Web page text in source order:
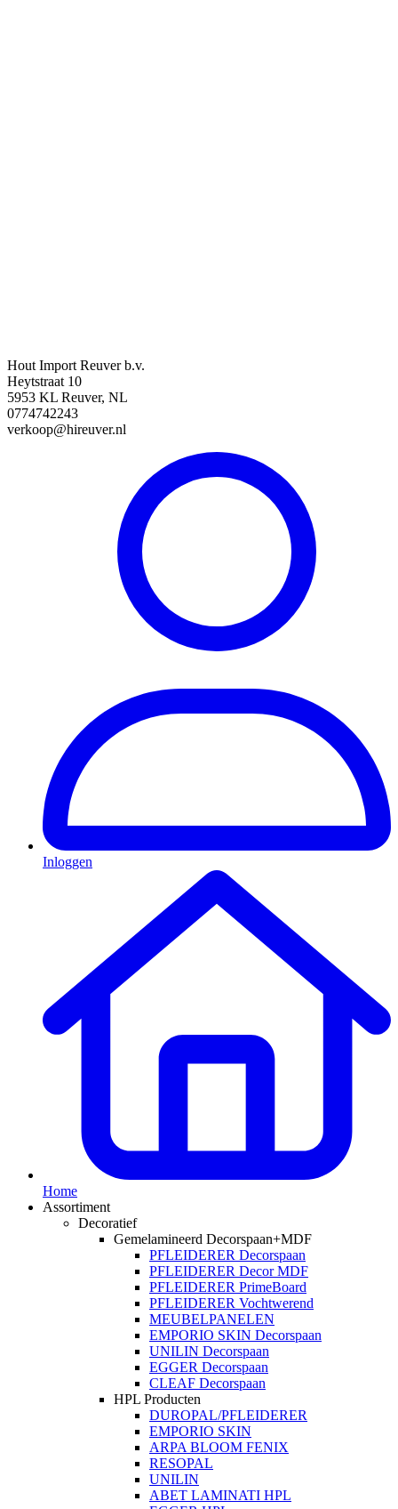
Hout Import Reuver b.v.
Heytstraat 10
5953 KL Reuver, NL
0774742243
verkoop@hireuver.nl
Inloggen
Home
Assortiment
Decoratief
Gemelamineerd Decorspaan+MDF
PFLEIDERER Decorspaan
PFLEIDERER Decor MDF
PFLEIDERER PrimeBoard
PFLEIDERER Vochtwerend
MEUBELPANELEN
EMPORIO SKIN Decorspaan
UNILIN Decorspaan
EGGER Decorspaan
CLEAF Decorspaan
HPL Producten
DUROPAL/PFLEIDERER
EMPORIO SKIN
ARPA BLOOM FENIX
RESOPAL
UNILIN
ABET LAMINATI HPL